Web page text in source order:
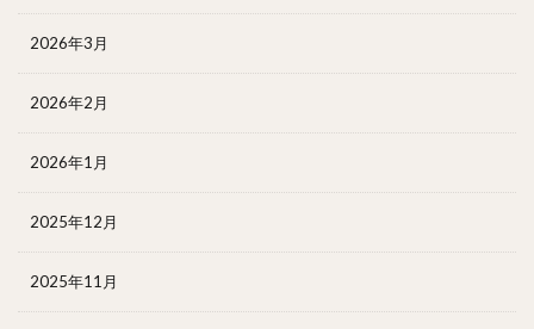
2026年3月
2026年2月
2026年1月
2025年12月
2025年11月